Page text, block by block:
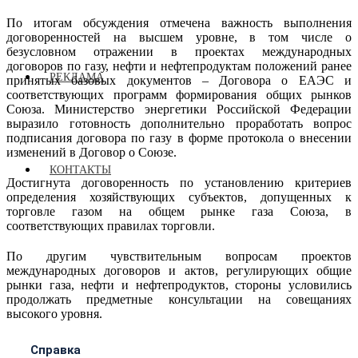
РЕКЛАМА
КОНТАКТЫ
По итогам обсуждения отмечена важность выполнения
договоренностей на высшем уровне, в том числе о
безусловном отражении в проектах международных
договоров по газу, нефти и нефтепродуктам положений ранее
принятых базовых документов – Договора о ЕАЭС и
соответствующих программ формирования общих рынков
Союза. Министерство энергетики Российской Федерации
выразило готовность дополнительно проработать вопрос
подписания договора по газу в форме протокола о внесении
изменений в Договор о Союзе.
Достигнута договоренность по установлению критериев
определения хозяйствующих субъектов, допущенных к
торговле газом на общем рынке газа Союза, в
соответствующих правилах торговли.
По другим чувствительным вопросам проектов
международных договоров и актов, регулирующих общие
рынки газа, нефти и нефтепродуктов, стороны условились
продолжать предметные консультации на совещаниях
высокого уровня.
Справка